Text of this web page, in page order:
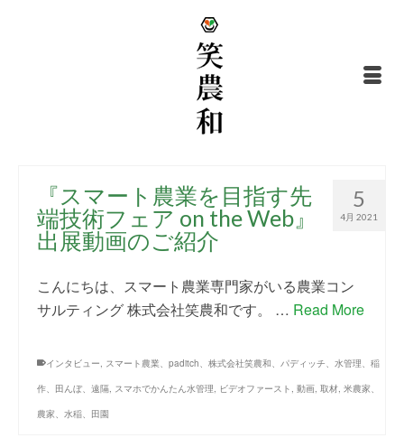
5
4月 2021
『スマート農業を目指す先
端技術フェア on the Web』
出展動画のご紹介
こんにちは、スマート農業専門家がいる農業コン
サルティング 株式会社笑農和です。 … Read More
インタビュー, スマート農業、paditch、株式会社笑農和、パディッチ、水管理、稲
作、田んぼ、遠隔, スマホでかんたん水管理, ビデオファースト , 動画, 取材, 米農家、
農家、水稲、田園